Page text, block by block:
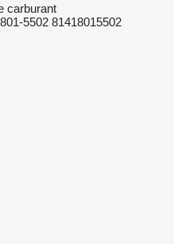
carburant
5502 81418015502